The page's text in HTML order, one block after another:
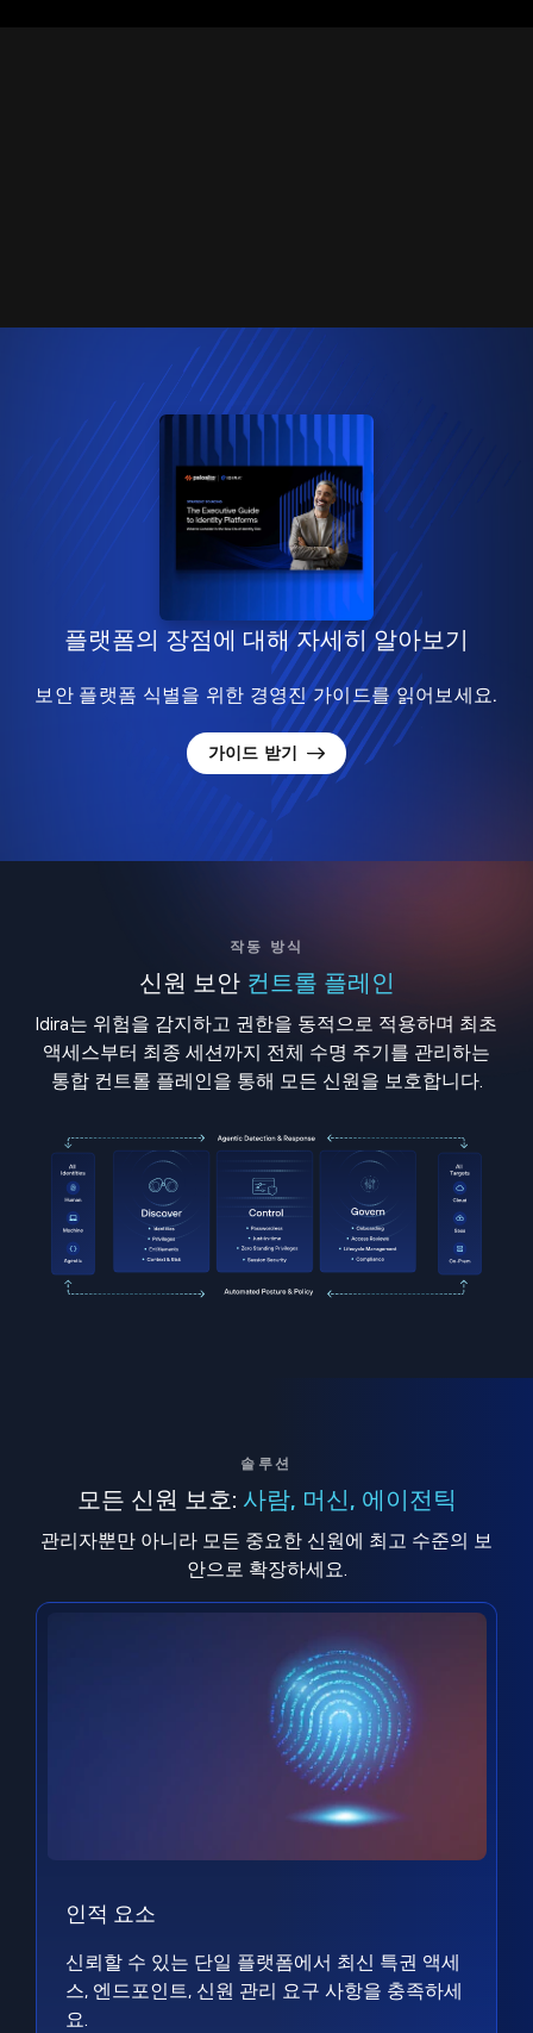
플랫폼의 장점에 대해 자세히 알아보기
보안 플랫폼 식별을 위한 경영진 가이드를 읽어보세요.
가이드 받기
작동 방식
신원 보안 컨트롤 플레인
Idira는 위험을 감지하고 권한을 동적으로 적용하며 최초
액세스부터 최종 세션까지 전체 수명 주기를 관리하는
통합 컨트롤 플레인을 통해 모든 신원을 보호합니다.
솔루션
모든 신원 보호: 사람, 머신, 에이전틱
관리자뿐만 아니라 모든 중요한 신원에 최고 수준의 보
안으로 확장하세요.
인적 요소
신뢰할 수 있는 단일 플랫폼에서 최신 특권 액세
스, 엔드포인트, 신원 관리 요구 사항을 충족하세
요.